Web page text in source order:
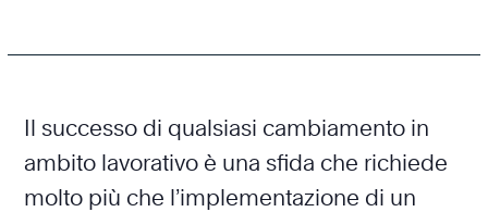
Il successo di qualsiasi cambiamento in
ambito lavorativo è una sfida che richiede
molto più che l’implementazione di un